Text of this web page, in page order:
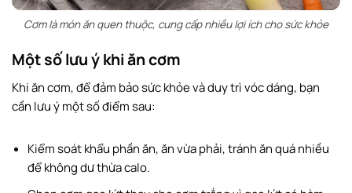
Cơm là món ăn quen thuộc, cung cấp nhiều lợi ích cho sức khỏe
Một số lưu ý khi ăn cơm
Khi ăn cơm, để đảm bảo sức khỏe và duy trì vóc dáng, bạn
cần lưu ý một số điểm sau:
Kiểm soát khẩu phần ăn, ăn vừa phải, tránh ăn quá nhiều
để không dư thừa calo.